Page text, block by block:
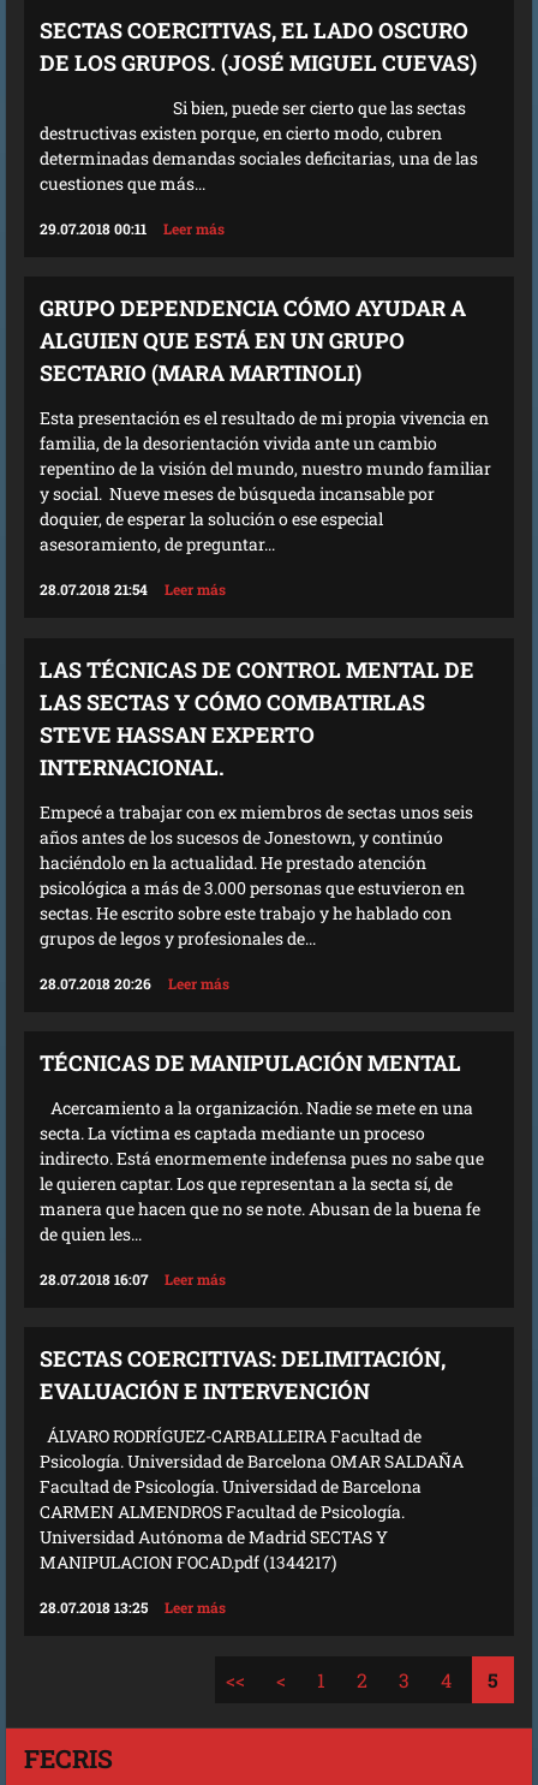
SECTAS COERCITIVAS, EL LADO OSCURO
DE LOS GRUPOS. (JOSÉ MIGUEL CUEVAS)
Si bien, puede ser cierto que las sectas
destructivas existen porque, en cierto modo, cubren
determinadas demandas sociales deficitarias, una de las
cuestiones que más...
29.07.2018 00:11 Leer más
GRUPO DEPENDENCIA CÓMO AYUDAR A
ALGUIEN QUE ESTÁ EN UN GRUPO
SECTARIO (MARA MARTINOLI)
Esta presentación es el resultado de mi propia vivencia en
familia, de la desorientación vivida ante un cambio
repentino de la visión del mundo, nuestro mundo familiar
y social. Nueve meses de búsqueda incansable por
doquier, de esperar la solución o ese especial
asesoramiento, de preguntar...
28.07.2018 21:54 Leer más
LAS TÉCNICAS DE CONTROL MENTAL DE
LAS SECTAS Y CÓMO COMBATIRLAS
STEVE HASSAN EXPERTO
INTERNACIONAL.
Empecé a trabajar con ex miembros de sectas unos seis
años antes de los sucesos de Jonestown, y continúo
haciéndolo en la actualidad. He prestado atención
psicológica a más de 3.000 personas que estuvieron en
sectas. He escrito sobre este trabajo y he hablado con
grupos de legos y profesionales de...
28.07.2018 20:26 Leer más
TÉCNICAS DE MANIPULACIÓN MENTAL
Acercamiento a la organización. Nadie se mete en una
secta. La víctima es captada mediante un proceso
indirecto. Está enormemente indefensa pues no sabe que
le quieren captar. Los que representan a la secta sí, de
manera que hacen que no se note. Abusan de la buena fe
de quien les...
28.07.2018 16:07 Leer más
SECTAS COERCITIVAS: DELIMITACIÓN,
EVALUACIÓN E INTERVENCIÓN
ÁLVARO RODRÍGUEZ-CARBALLEIRA Facultad de
Psicología. Universidad de Barcelona OMAR SALDAÑA
Facultad de Psicología. Universidad de Barcelona
CARMEN ALMENDROS Facultad de Psicología.
Universidad Autónoma de Madrid SECTAS Y
MANIPULACION FOCAD.pdf (1344217)
28.07.2018 13:25 Leer más
<< < 1 2 3 4 5
FECRIS